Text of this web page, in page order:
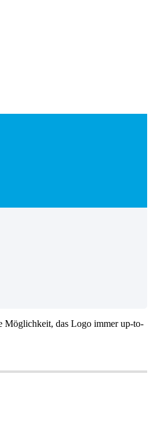
Möglichkeit, das Logo immer up-to-